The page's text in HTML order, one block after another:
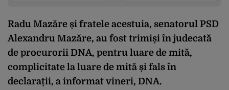
Radu Mazăre și fratele acestuia, senatorul PSD
Alexandru Mazăre, au fost trimiși în judecată
de procurorii DNA, pentru luare de mită,
complicitate la luare de mită și fals în
declarații, a informat vineri, DNA.